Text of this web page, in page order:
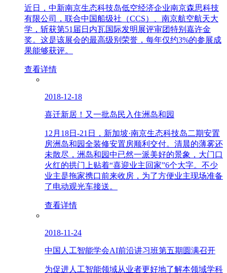
近日，中新南京生态科技岛低空经济企业南京森思科技
有限公司，联合中国船级社（CCS）、南京航空航天大
学，斩获第51届日内瓦国际发明展评审团特别嘉许金
奖。这是该展会的最高级别荣誉，每年仅约3%的参展成
果能够获评。
查看详情
2018-12-18
喜迁新居！又一批岛民入住洲岛和园
12月18日-21日，新加坡·南京生态科技岛二期安置
房洲岛和园全装修安置房顺利交付。清晨的薄雾还
未散尽，洲岛和园中已然一派美好的景象，大门口
火红的拱门上贴着“喜迎业主回家”6个大字。不少
业主是拖家携口前来收房，为了方便业主现场准备
了电动观光车接送。
查看详情
2018-11-24
中国人工智能学会AI前沿讲习班第五期圆满召开
为促进人工智能领域从业者更好地了解本领域学科